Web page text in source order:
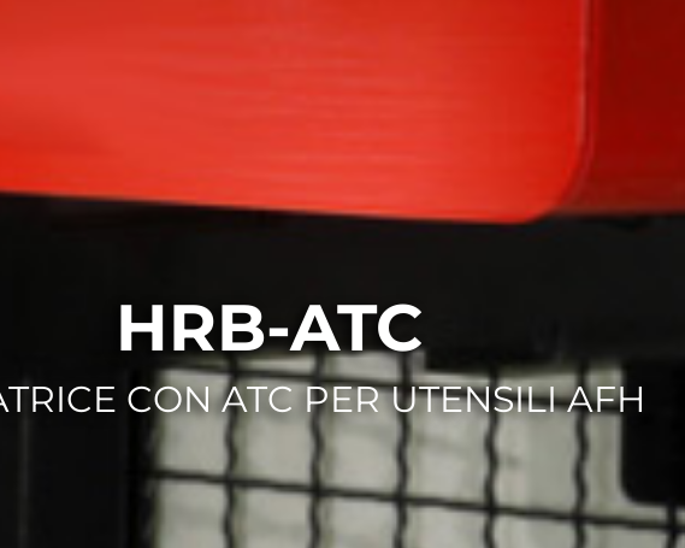
HRB-ATC
CON ATC PER UTENSILI AFH